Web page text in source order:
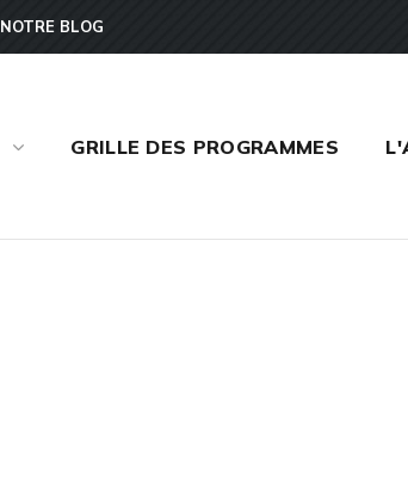
NOTRE BLOG
GRILLE DES PROGRAMMES